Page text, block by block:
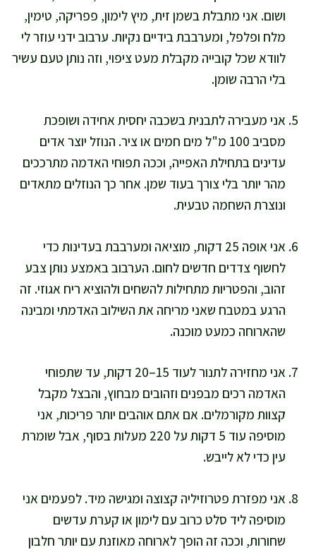
ושום. אני מתבלת בשמן זית, מיץ לימון, פפריקה, טימין,
מלח ופלפל, ומערבבת בידיים נקיות. ערבוב ידני עוזר לי
לוודא שכל קובייה מקבלת מעט ציפוי, וזה נותן טעם עשיר
בלי הרבה שומן.
אני מעבירה לתבנית בשכבה יחסית אחידה ושופכת
מסביב 100 מ"ל מים חמים או ציר. הנוזל יוצר אדים
עדינים בתחילת האפייה, וככה תפוחי האדמה מתרככים
מהר יותר בלי צורך בעוד שמן. אחר כך הנוזלים מתאדים
ונוצרת השחמה טבעית.
אני אופה 25 דקות, מוציאה ומערבבת בעדינות כדי
לחשוף צדדים חדשים לחום. הערבוב באמצע נותן צבע
זהוב, והפטריות מתחילות להשחים ולהוציא ריח אגוזי. זה
הרגע במטבח שאני מריחה את השילוב האדמתי ומבינה
שהארוחה כמעט מוכנה.
אני מחזירה לתנור לעוד 15–20 דקות, עד שתפוחי
האדמה רכים מבפנים וזהובים מבחוץ, והבצל מקבל
קצוות מקורמלים. אם אתם אוהבים יותר פריכות, אני
מוסיפה עוד 5 דקות על 220 מעלות בסוף, אבל שומרת
עין כדי לא לייבש.
אני מפזרת פטרוזיליה קצוצה ומגישה מיד. לפעמים אני
מוסיפה ליד סלט כרוב עם לימון או קערת עדשים
שחורות, וככה זה הופך לארוחה מאוזנת עם יותר חלבון